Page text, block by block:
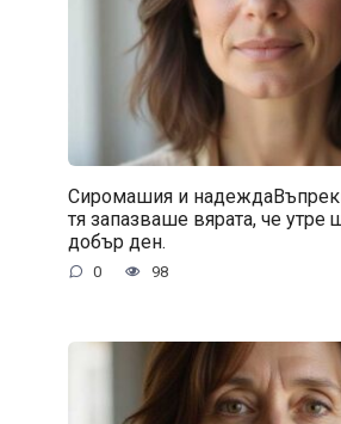
Сиромашия и
тя запазваше вярата, че утре
добър ден.
0 98